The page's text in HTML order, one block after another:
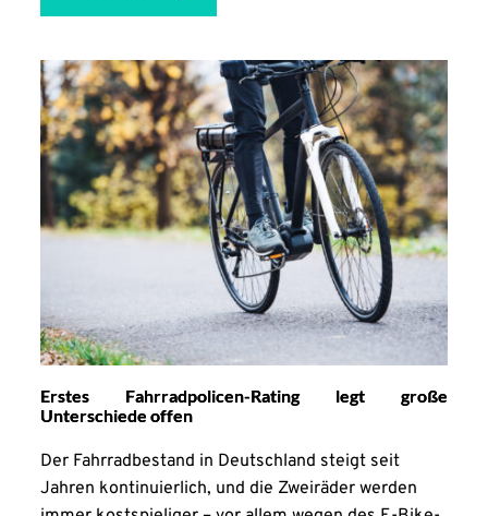
Erstes Fahrradpolicen-Rating legt große
Unterschiede offen
Der Fahrradbestand in Deutschland steigt seit
Jahren kontinuierlich, und die Zweiräder werden